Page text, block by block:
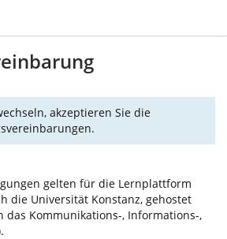
akzeptieren Sie die
gelten für die Lernplattform
die Universität Konstanz, gehostet
Kommunikations-, Informations-,